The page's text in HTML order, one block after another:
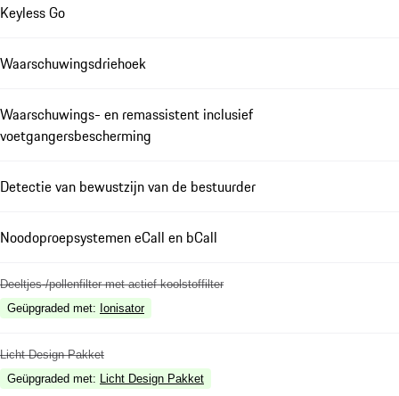
Keyless Go
Waarschuwingsdriehoek
Waarschuwings- en remassistent inclusief
voetgangersbescherming
Detectie van bewustzijn van de bestuurder
Noodoproepsystemen eCall en bCall
Deeltjes-/pollenfilter met actief koolstoffilter
Geüpgraded met: Ionisator
Licht Design Pakket
Geüpgraded met: Licht Design Pakket